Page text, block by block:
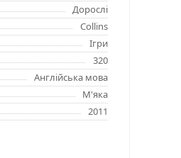
Дорослі
Collins
Ігри
320
Англійська мова
М'яка
2011